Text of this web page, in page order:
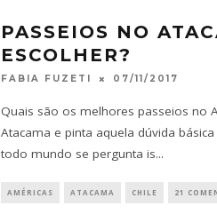
PASSEIOS NO
ESCOLHER?
FABIA FUZETI 07/11/2017
Quais são os melhores passeios no
Atacama e pinta aquela dúvida
todo mundo se pergunta is...
AMÉRICAS ATACAMA CHILE 21